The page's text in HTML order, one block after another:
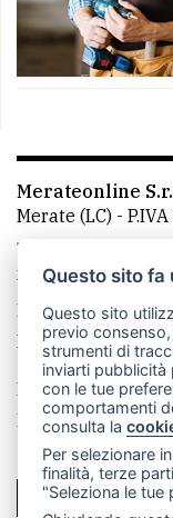
Merateonline
Merate (LC) -
Telefono:
mail:
La redazione
Made by VIP
Privacy policy
Rivedi le tue
Questo sito fa
Questo sito
previo
strumenti di
inviarti pubblicità
con le tue
comportamenti
consulta la
Per selezionare
finalità, terze
"Seleziona le tue